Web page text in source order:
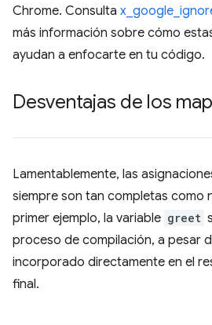
Chrome. Consulta
más información sobre cómo
ayudan a enfocarte en tu código.
Desventajas de los
Lamentablemente, las
siempre son tan completas como
primer ejemplo, la variable greet
proceso de compilación, a pesar
incorporado directamente en el
final.